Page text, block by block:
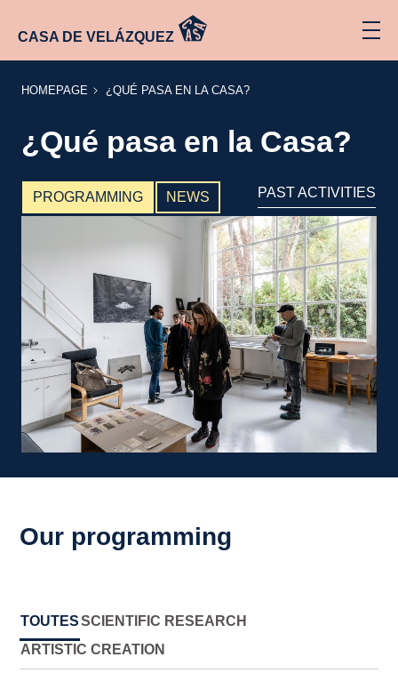
CASA DE VELÁZQUEZ
HOMEPAGE
HOMEPAGE
¿QUÉ
¿QUÉ PASA EN LA CASA?
¿Qué pasa en la Casa?
PROGRAMMING NEWS PAST ACTIVITIES
Our programming
TOUTES SCIENTIFIC RESEARCH
ARTISTIC CREATION